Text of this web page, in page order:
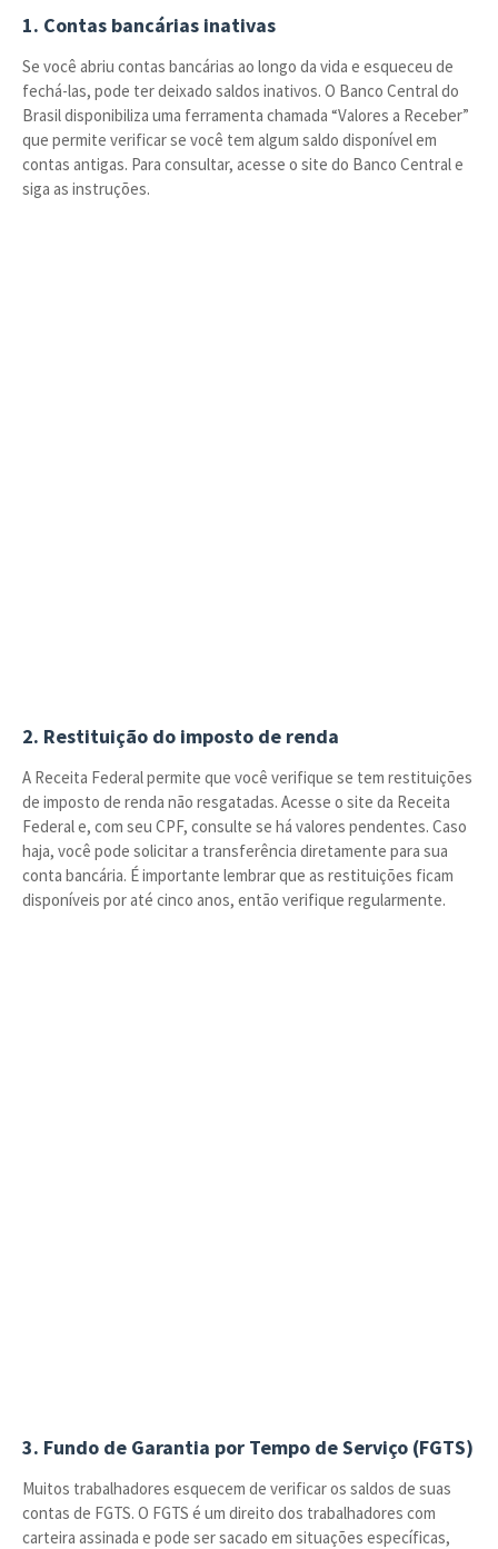
1. Contas bancárias inativas
Se você abriu contas bancárias ao longo da vida e esqueceu de
fechá-las, pode ter deixado saldos inativos. O Banco Central do
Brasil disponibiliza uma ferramenta chamada “Valores a Receber”
que permite verificar se você tem algum saldo disponível em
contas antigas. Para consultar, acesse o site do Banco Central e
siga as instruções.
2. Restituição do imposto de renda
A Receita Federal permite que você verifique se tem restituições
de imposto de renda não resgatadas. Acesse o site da Receita
Federal e, com seu CPF, consulte se há valores pendentes. Caso
haja, você pode solicitar a transferência diretamente para sua
conta bancária. É importante lembrar que as restituições ficam
disponíveis por até cinco anos, então verifique regularmente.
3. Fundo de Garantia por Tempo de Serviço (FGTS)
Muitos trabalhadores esquecem de verificar os saldos de suas
contas de FGTS. O FGTS é um direito dos trabalhadores com
carteira assinada e pode ser sacado em situações específicas,